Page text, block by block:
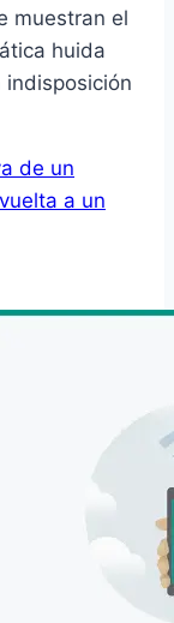
muestran el
huida
indisposición
de un
a un